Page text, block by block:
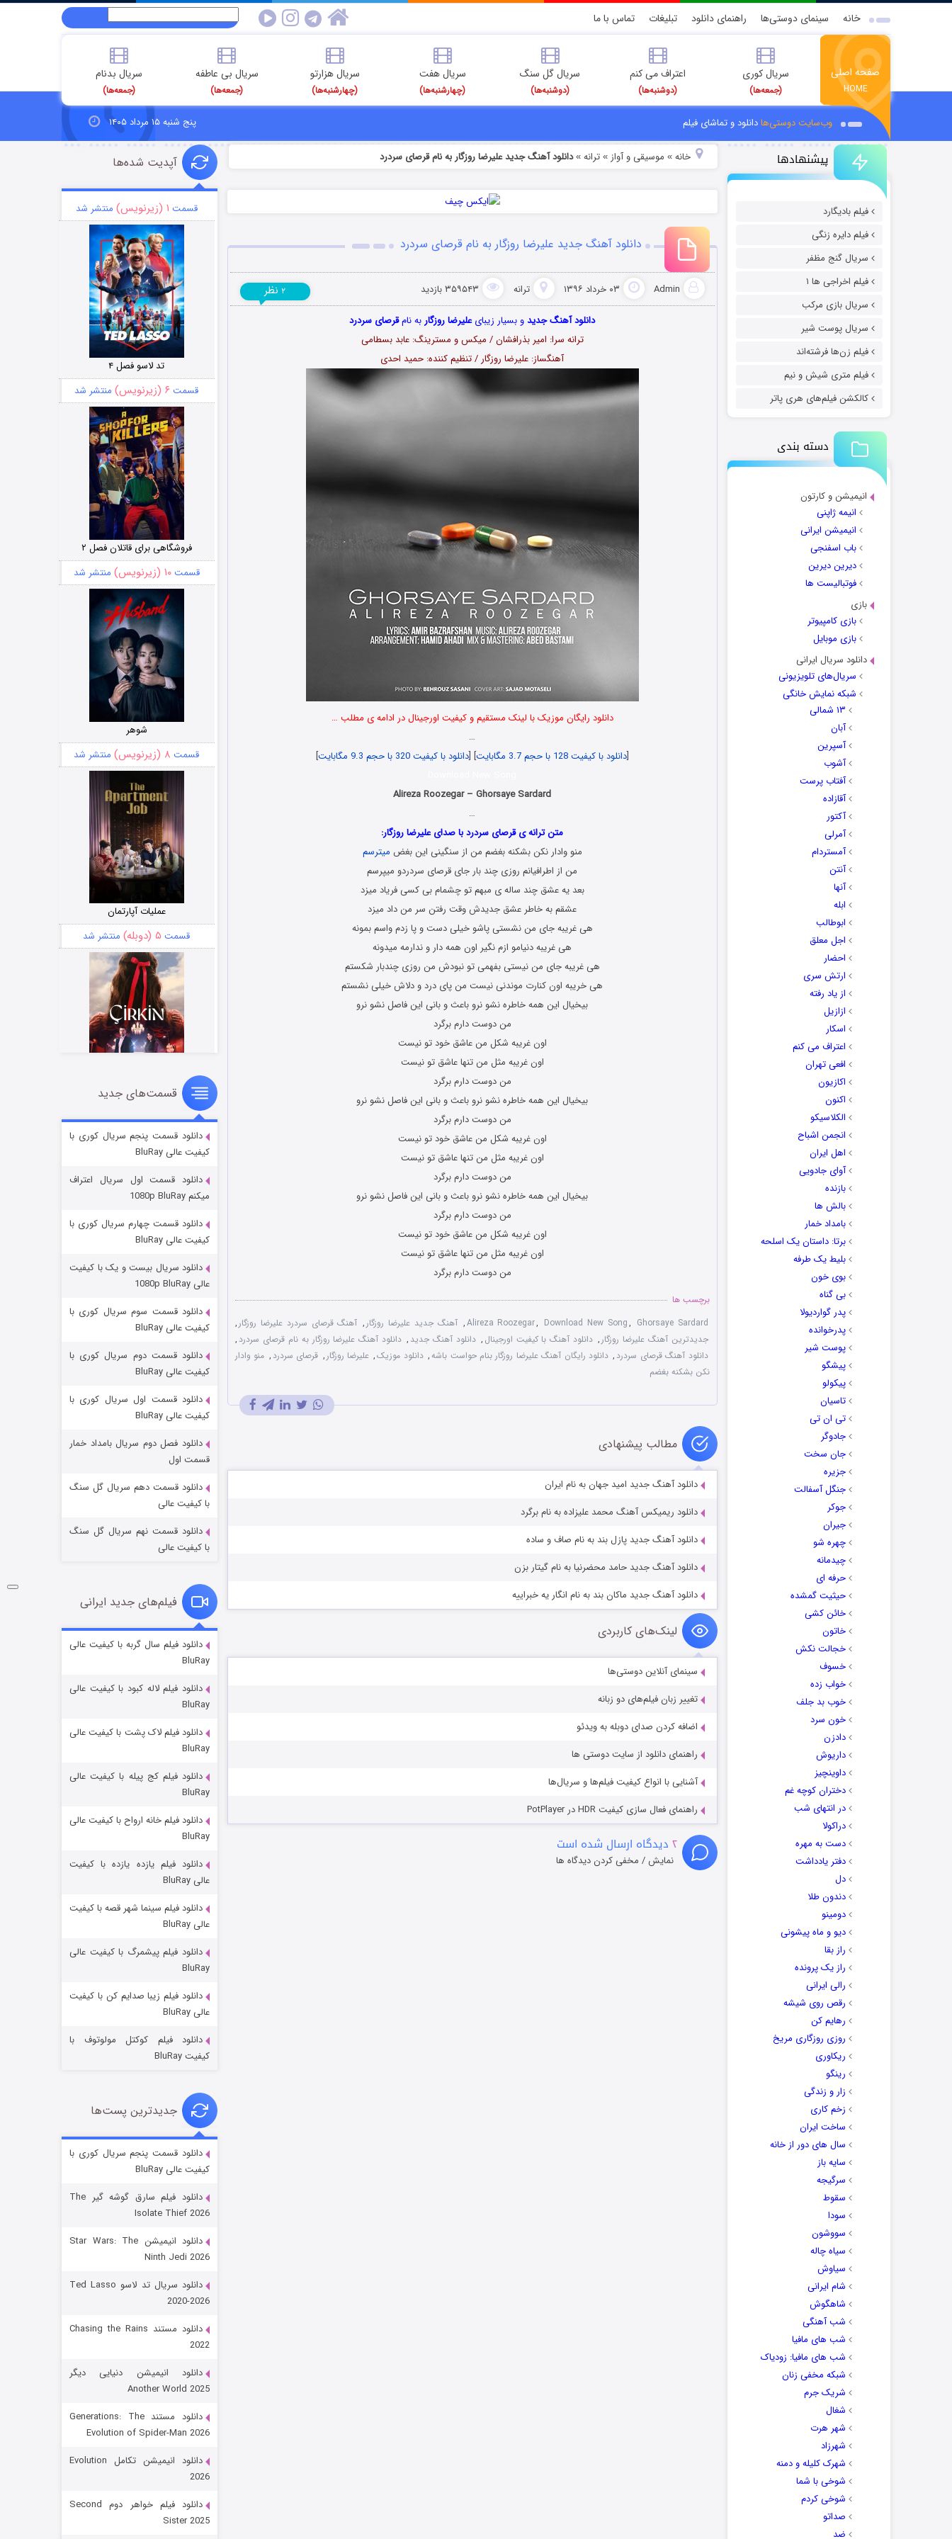
خانه سینمای دوستی‌ها راهنمای دانلود تبلیغات تماس با ما
صفحه اصلی
HOME
سریال کوری
(جمعه‌ها)
اعتراف می کنم
(دوشنبه‌ها)
سریال گل سنگ
(دوشنبه‌ها)
سریال هفت
(چهارشنبه‌ها)
سریال هزارتو
(چهارشنبه‌ها)
سریال بی عاطفه
(جمعه‌ها)
سریال بدنام
(جمعه‌ها)
وب‌سایت دوستی‌هادانلود و تماشای فیلم پنج شنبه ۱۵ مرداد ۱۴۰۵
پیشنهادها
فیلم بادیگارد
فیلم دایره زنگی
سریال گنج مظفر
فیلم اخراجی ها ۱
سریال بازی مرکب
سریال پوست شیر
فیلم زن‌ها فرشته‌اند
فیلم متری شیش و نیم
کالکشن فیلم‌های هری پاتر
دسته بندی
انیمیشن و کارتون
انیمه ژاپنی
انیمیشن ایرانی
باب اسفنجی
دیرین دیرین
فوتبالیست ها
بازی
بازی کامپیوتر
بازی موبایل
دانلود سریال ایرانی
سریال‌های تلویزیونی
شبکه نمایش خانگی
۱۳ شمالی
آبان
آسپرین
آشوب
آفتاب پرست
آقازاده
آکتور
آمرلی
آمستردام
آنتن
آنها
ابله
ابوطالب
اجل معلق
احضار
ارتش سری
از یاد رفته
ازازیل
اسکار
اعتراف می کنم
افعی تهران
اکازیون
اکنون
الکلاسیکو
انجمن اشباح
اهل ایران
آوای جادویی
بازنده
بالش ها
بامداد خمار
برتا: داستان یک اسلحه
بلیط یک‌‌ طرفه
بوی خون
بی گناه
پدر گواردیولا
پدرخوانده
پوست شیر
پیشگو
پیکولو
تاسیان
تی ان تی
جادوگر
جان سخت
جزیره
جنگل آسفالت
جوکر
جیران
چهره شو
چیدمانه
حرفه ای
حیثیت گمشده
خائن کشی
خاتون
خجالت نکش
خسوف
خواب زده
خوب بد جلف
خون سرد
دادزن
داریوش
داوینچیز
دختران کوچه غم
در انتهای شب
دراکولا
دست به مهره
دفتر یادداشت
دل
دندون طلا
دومینو
دیو و ماه پیشونی
راز بقا
راز یک پرونده
رالی ایرانی
رقص روی شیشه
رهایم کن
روزی روزگاری مریخ
ریکاوری
رینگو
زار و زندگی
زخم کاری
ساخت ایران
سال های دور از خانه
سایه باز
سرگیجه
سقوط
سودا
سووشون
سیاه چاله
سیاوش
شام ایرانی
شاهگوش
شب آهنگی
شب های مافیا
شب های مافیا: زودیاک
شبکه مخفی زنان
شریک جرم
شغال
شهر هرت
شهرزاد
شهرک کلیله و دمنه
شوخی با شما
شوخی کردم
صداتو
ضد
خانه» موسیقی و آواز » ترانه»دانلود آهنگ جدید علیرضا روزگار به نام قرصای سردرد
دانلود آهنگ جدید علیرضا روزگار به نام قرصای سردرد
Admin ۰۳ خرداد ۱۳۹۶ ترانه ۳۵۹۵۴۳ بازدید ۲ نظر
دانلود آهنگ جدیدو بسیار زیبایعلیرضا روزگار به نامقرصای سردرد
ترانه سرا: امیر بذرافشان / میکس و مسترینگ: عابد بسطامی
آهنگساز: علیرضا روزگار / تنظیم کننده: حمید احدی
دانلود رایگان موزیک با لینک مستقیم و کیفیت اورجینال در ادامه ی مطلب …
…
[دانلود با کیفیت 128 با حجم 3.7 مگابایت ] [دانلود با کیفیت 320 با حجم 9.3 مگابایت
]
Alireza Roozegar – Ghorsaye Sardard
…
متن ترانه ی قرصای سردرد با صدای علیرضا روزگار:
منو وادار نکن بشکنه بغضم من از سنگینی این بغض میترسم
من از اطرافیانم روزی چند بار جای قرصای سردردو میپرسم
بعد یه عشق چند ساله ی مبهم تو چشمام بی کسی فریاد میزد
عشقم به خاطر عشق جدیدش وقت رفتن سر من داد میزد
هی غریبه جای من نشستی پاشو خیلی دست و پا زدم واسم بمونه
هی غریبه دنیامو ازم نگیر اون همه دار و ندارمه میدونه
هی غریبه جای من نیستی بفهمی تو نبودش من روزی چندبار شکستم
هی خریبه اون کنارت موندنی نیست من پای درد و دلاش خیلی نشستم
بیخیال این همه خاطره نشو نرو باعث و بانی این فاصل نشو نرو
من دوست دارم برگرد
اون غریبه شکل من عاشق خود تو نیست
اون غریبه مثل من تنها عاشق تو نیست
من دوست دارم برگرد
بیخیال این همه خاطره نشو نرو باعث و بانی این فاصل نشو نرو
من دوست دارم برگرد
اون غریبه شکل من عاشق خود تو نیست
اون غریبه مثل من تنها عاشق تو نیست
من دوست دارم برگرد
بیخیال این همه خاطره نشو نرو باعث و بانی این فاصل نشو نرو
من دوست دارم برگرد
اون غریبه شکل من عاشق خود تو نیست
اون غریبه مثل من تنها عاشق تو نیست
من دوست دارم برگرد
برچسب ها
Alireza Roozegar, Download New Song, Ghorsaye Sardard
, آهنگ جدید علیرضا روزگار , آهنگ قرصای سردرد علیرضا روزگار ,
جدیدترین آهنگ علیرضا روزگار , دانلود آهنگ با کیفیت اورجینال , دانلود آهنگ جدید , دانلود آهنگ علیرضا روزگار به نام قرصای سردرد ,
دانلود آهنگ قرصای سردرد , دانلود رایگان آهنگ علیرضا روزگار بنام حواست باشه, دانلود موزیک, علیرضا روزگار , قرصای سردرد , منو وادار
نکن بشکنه بغضم
مطالب پیشنهادی
دانلود آهنگ جدید امید جهان به نام ایران
دانلود ریمیکس آهنگ محمد علیزاده به نام برگرد
دانلود آهنگ جدید پازل بند به نام صاف و ساده
دانلود آهنگ جدید حامد محضرنیا به نام گیتار بزن
دانلود آهنگ جدید ماکان بند به نام انگار یه خبراییه
لینک‌های کاربردی
سینمای آنلاین دوستی‌ها
تغییر زبان فیلم‌های دو زبانه
اضافه کردن صدای دوبله به ویدئو
راهنمای دانلود از سایت دوستی ها
آشنایی با انواع کیفیت فیلم‌ها و سریال‌ها
راهنمای فعال سازی کیفیت HDR در PotPlayer
۲ دیدگاه ارسال شده است
نمایش / مخفی کردن دیدگاه ها
آپدیت شده‌ها
قسمت ۱ (زیرنویس) منتشر شد
تد لاسو فصل ۴
قسمت ۶ (زیرنویس) منتشر شد
فروشگاهی برای قاتلان فصل ۲
قسمت۱۰ (زیرنویس) منتشر شد
شوهر
قسمت ۸ (زیرنویس) منتشر شد
عملیات آپارتمان
قسمت ۵ (دوبله) منتشر شد
سریال زشت
قسمت۲ (زیرنویس) منتشر شد
مردگان متحرک: شهر مرده ۳
شکست استوارت در نجات جهان
قسمت ۷ (زیرنویس) منتشر شد
شوگر فصل ۲
قسمت
خاندان اژدها فصل ۳
جادوگری در مغولستان
قسمت۶ (زیرنویس)
رویایی برای تو
قسمت۱۵ (دوبله)
قسمت‌های جدید
دانلود قسمت پنجم سریال کوری با
کیفیت عالی BluRay
دانلود قسمت اول سریال اعتراف
میکنم 1080p BluRay
دانلود قسمت چهارم سریال کوری با
کیفیت عالی BluRay
دانلود سریال بیست و یک با کیفیت
عالی 1080p BluRay
دانلود قسمت سوم سریال کوری با
کیفیت عالی BluRay
دانلود قسمت دوم سریال کوری با
کیفیت عالی BluRay
دانلود قسمت اول سریال کوری با
کیفیت عالی BluRay
دانلود فصل دوم سریال بامداد خمار
قسمت اول
دانلود قسمت دهم سریال گل سنگ
با کیفیت عالی
دانلود قسمت نهم سریال گل سنگ
با کیفیت عالی
فیلم‌های جدید ایرانی
دانلود فیلم سال گربه با کیفیت عالی
BluRay
دانلود فیلم لاله کبود با کیفیت عالی
BluRay
دانلود فیلم لاک پشت با کیفیت عالی
BluRay
دانلود فیلم کج‌ پیله با کیفیت عالی
BluRay
دانلود فیلم خانه ارواح با کیفیت عالی
BluRay
دانلود فیلم یازده یازده با کیفیت
عالی BluRay
دانلود فیلم سینما شهر قصه با کیفیت
عالی BluRay
دانلود فیلم پیشمرگ با کیفیت عالی
BluRay
دانلود فیلم زیبا صدایم کن با کیفیت
عالی BluRay
دانلود فیلم کوکتل مولوتوف با
کیفیت BluRay
جدیدترین پست‌ها
دانلود قسمت پنجم سریال کوری با
کیفیت عالی BluRay
دانلود فیلم سارق گوشه گیر The
Isolate Thief 2026
دانلود انیمیشن Star Wars: The
Ninth Jedi 2026
دانلود سریال تد لاسو Ted Lasso
2020-2026
دانلود مستند Chasing the Rains
2022
دانلود انیمیشن دنیایی دیگر
Another World 2025
دانلود مستند Generations: The
Evolution of Spider-Man 2026
دانلود انیمیشن تکامل Evolution
2026
دانلود فیلم خواهر دوم Second
Sister 2025